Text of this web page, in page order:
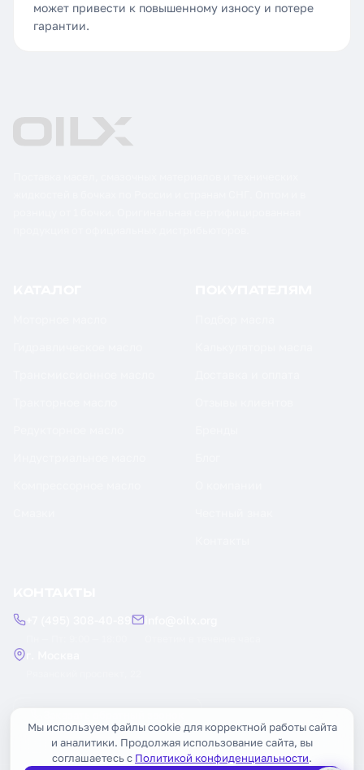
может привести к повышенному износу и потере
гарантии.
Мы используем файлы cookie для корректной работы сайта
и аналитики. Продолжая использование сайта, вы
соглашаетесь с Политикой конфиденциальности.